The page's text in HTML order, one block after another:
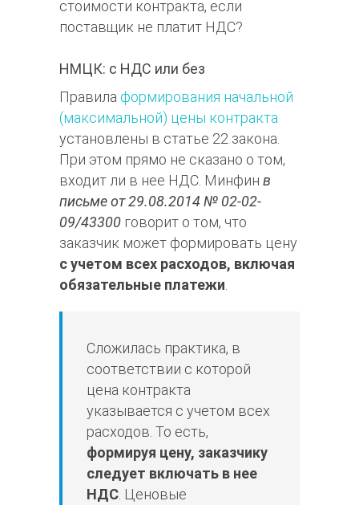
стоимости контракта, если
поставщик не платит НДС?
НМЦК: с НДС или без
Правила формирования начальной
(максимальной) цены контракта
установлены в статье 22 закона.
При этом прямо не сказано о том,
входит ли в нее НДС. Минфин в
письме от 29.08.2014 № 02-02-
09/43300 говорит о том, что
заказчик может формировать цену
с учетом всех расходов, включая
обязательные платежи
Сложилась практика, в
соответствии с которой
цена контракта
указывается с учетом всех
расходов. То есть,
формируя цену, заказчику
следует включать в нее
НДС . Ценовые